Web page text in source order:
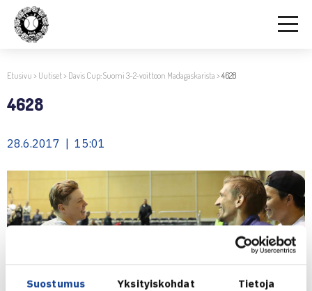
Suostumus Yksityiskohdat Tietoja
Etusivu > Uutiset> Davis Cup: Suomi 3-2-voittoon Madagaskarista >4628
4628
28.6.2017 | 15:01